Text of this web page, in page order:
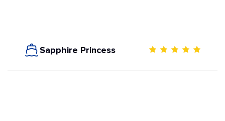
Sapphire Princess